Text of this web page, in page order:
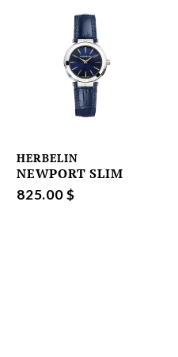
HERBELIN
NEWPORT SLIM
825.00 $